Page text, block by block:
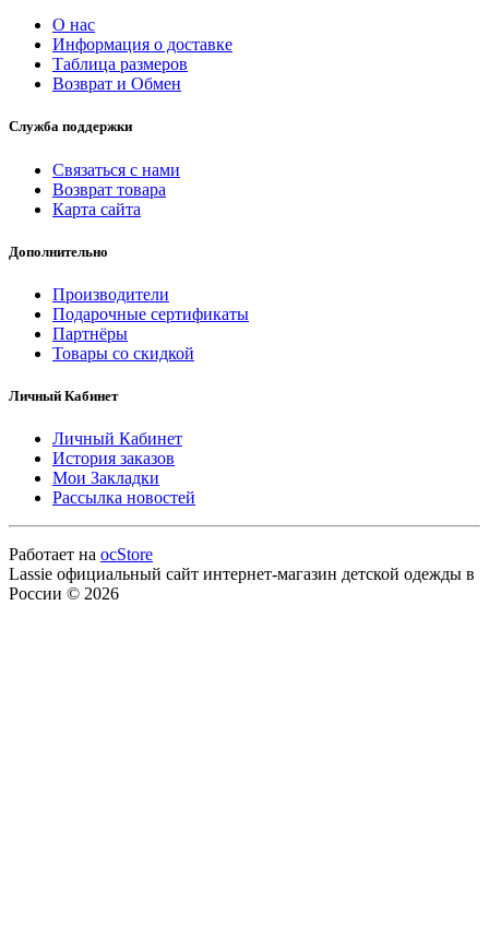
О нас
Информация о доставке
Таблица размеров
Возврат и Обмен
Служба поддержки
Связаться с нами
Возврат товара
Карта сайта
Дополнительно
Производители
Подарочные сертификаты
Партнёры
Товары со скидкой
Личный Кабинет
Личный Кабинет
История заказов
Мои Закладки
Рассылка новостей
Работает на ocStore
Lassie официальный сайт интернет-магазин детской одежды в
России © 2026